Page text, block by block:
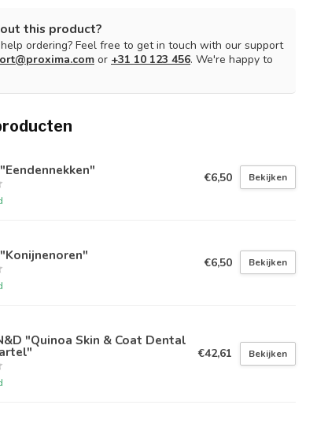
this product?
ordering? Feel free to get in touch with our support
or +31 10 123 456. We're happy to
€6,50 Bekijken
€6,50 Bekijken
"Quinoa Skin & Coat Dental
€42,61 Bekijken